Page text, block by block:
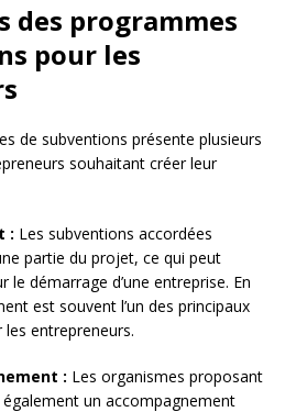
des programmes
pour les
de subventions présente plusieurs
souhaitant créer leur
: Les subventions accordées
partie du projet, ce qui peut
le démarrage d’une entreprise. En
est souvent l’un des principaux
entrepreneurs.
: Les organismes proposant
un accompagnement